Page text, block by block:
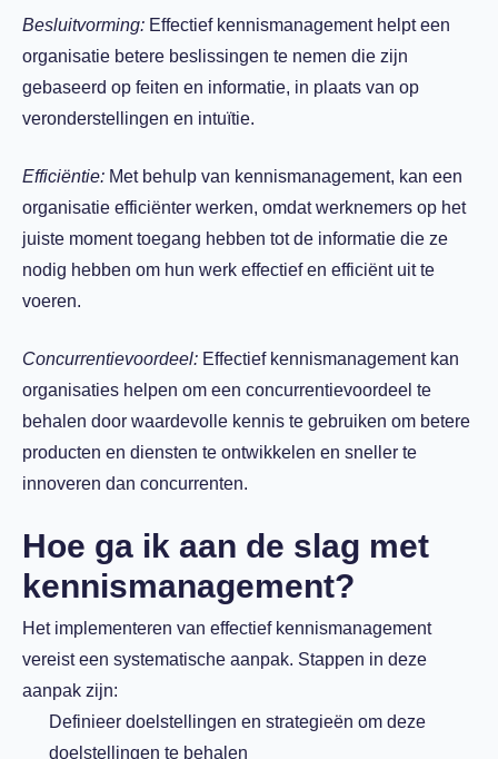
Besluitvorming: Effectief kennismanagement helpt een
organisatie betere beslissingen te nemen die zijn
gebaseerd op feiten en informatie, in plaats van op
veronderstellingen en intuïtie.
Efficiëntie: Met behulp van kennismanagement, kan een
organisatie efficiënter werken, omdat werknemers op het
juiste moment toegang hebben tot de informatie die ze
nodig hebben om hun werk effectief en efficiënt uit te
voeren.
Concurrentievoordeel: Effectief kennismanagement kan
organisaties helpen om een concurrentievoordeel te
behalen door waardevolle kennis te gebruiken om betere
producten en diensten te ontwikkelen en sneller te
innoveren dan concurrenten.
Hoe ga ik aan de slag met
kennismanagement?
Het implementeren van effectief kennismanagement
vereist een systematische aanpak. Stappen in deze
aanpak zijn:
Definieer doelstellingen en strategieën om deze
doelstellingen te behalen